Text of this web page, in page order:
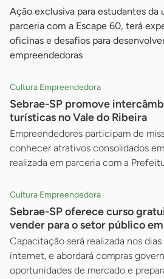
Ação exclusiva para estudantes da
parceria com a Escape 60, terá
oficinas e desafios para
empreendedoras
Cultura Empreendedora
Sebrae-SP promove
turísticas no Vale do Ribeira
Empreendedores participam de
conhecer atrativos consolidados
realizada em parceria com a
Cultura Empreendedora
Sebrae-SP oferece curso
vender para o setor público
Capacitação será realizada nos
internet, e abordará compras
oportunidades de mercado e